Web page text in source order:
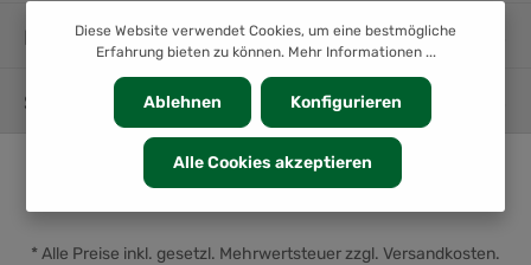
INFORMATION
SERVICE
* Alle Preise inkl. gesetzl. Mehrwertsteuer zzgl. Versandkosten.
Diese Website verwendet Cookies, um eine bestmögliche
Erfahrung bieten zu können. Mehr Informationen ...
Ablehnen Konfigurieren
Alle Cookies akzeptieren